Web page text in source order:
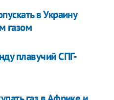
в Украину
газом
плавучий СПГ-